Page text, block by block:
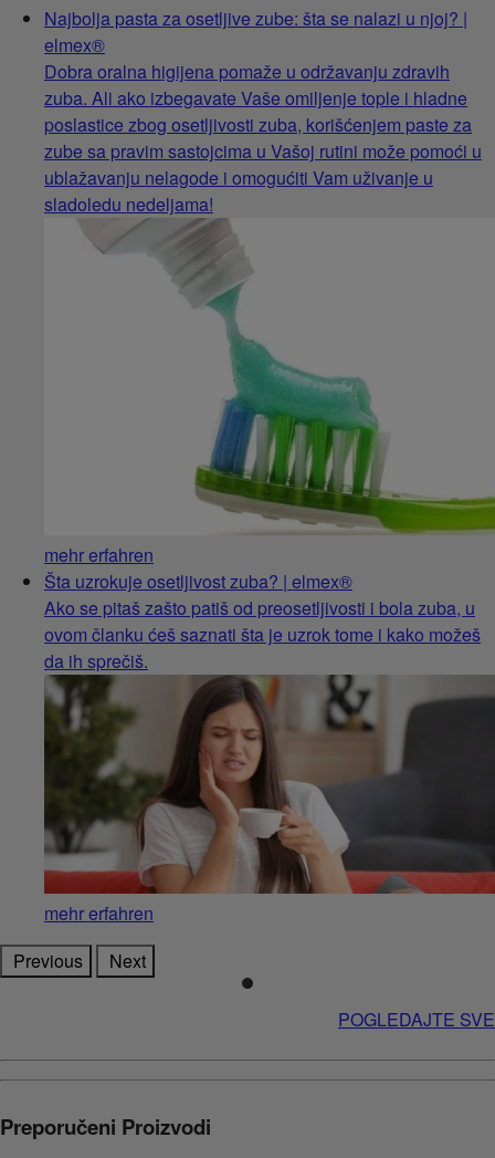
Najbolja pasta za osetljive zube: šta se nalazi u njoj? |
elmex®
Dobra oralna higijena pomaže u održavanju zdravih
zuba. Ali ako izbegavate Vaše omiljenje tople i hladne
poslastice zbog osetljivosti zuba, korišćenjem paste za
zube sa pravim sastojcima u Vašoj rutini može pomoći u
ublažavanju nelagode i omogućiti Vam uživanje u
sladoledu nedeljama!
mehr erfahren
Šta uzrokuje osetljivost zuba? | elmex®
Ako se pitaš zašto patiš od preosetljivosti i bola zuba, u
ovom članku ćeš saznati šta je uzrok tome i kako možeš
da ih sprečiš.
mehr erfahren
Previous
Next
POGLEDAJTE SVE
Preporučeni Proizvodi